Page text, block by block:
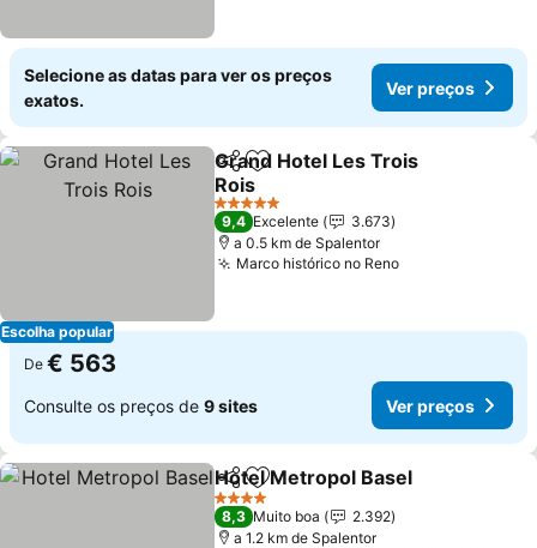
Selecione as datas para ver os preços
exatos.
Ver preços
Escolha popular
PartilharAdicionar aos favoritos
Grand Hotel Les Trois
Rois
5 Estrelas
9,4 Excelente
3.673
a 0.5 km de Spalentor
Marco histórico no Reno
De € 563
Consulte os preços de 9 sites Ver preços
PartilharAdicionar aos favoritos
Hotel Metropol Basel
4 Estrelas
8,3 Muito boa
2.392
a 1.2 km de Spalentor